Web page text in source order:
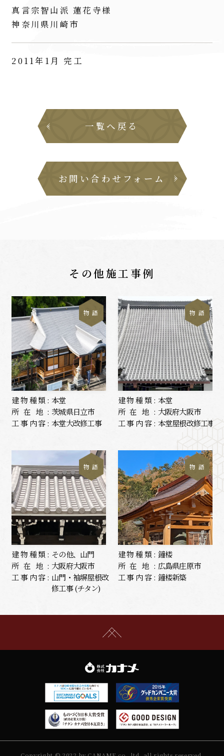
真言宗智山派 蓮花寺様
神奈川県川崎市
2011年1月 完工
一覧へ戻る
お問い合わせフォーム
その他施工事例
物 語
建物種類: 本堂
所在地: 茨城県日立市
工事内容: 本堂大改修工事
物 語
建物種類: 本堂
所在地: 大阪府大阪市
工事内容: 本堂屋根改修工事
物 語
建物種類: その他、山門
所在地: 大阪府大阪市
工事内容: 山門・袖塀屋根改
修工事 (チタン)
物 語
建物種類: 鐘楼
所在地: 広島県庄原市
工事内容: 鐘楼新築